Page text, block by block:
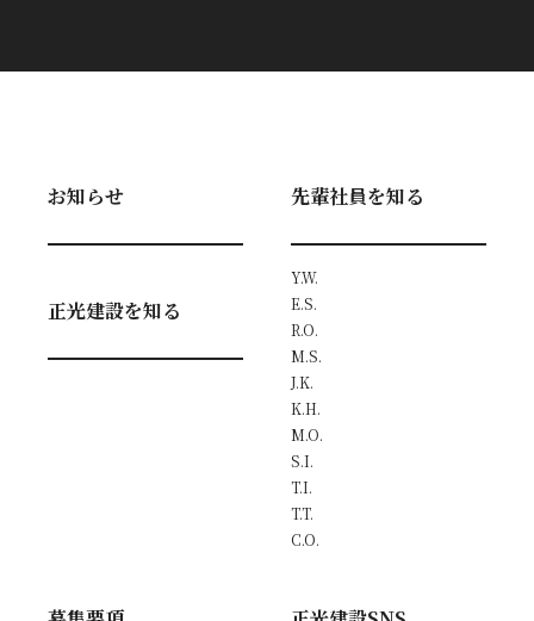
お知らせ
正光建設を知る
先輩社員を知る
Y.W.
E.S.
R.O.
M.S.
J.K.
K.H.
M.O.
S.I.
T.I.
T.T.
C.O.